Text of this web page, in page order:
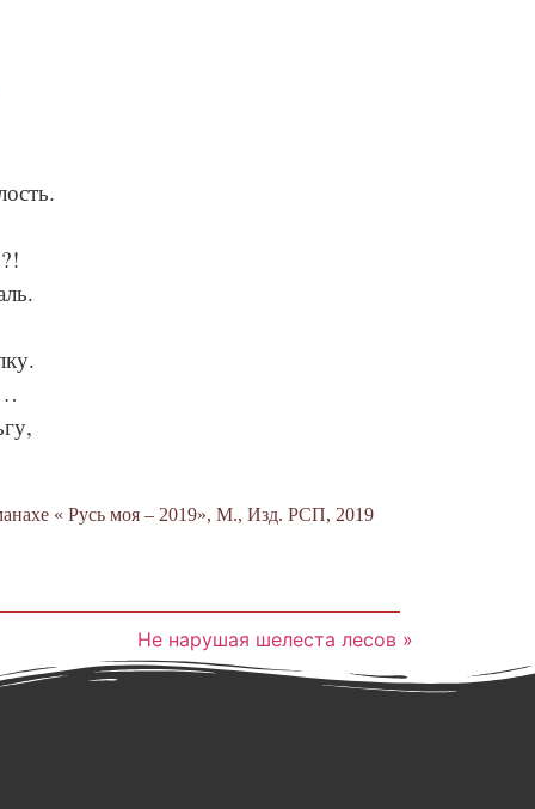
« Русь моя – 2019», М., Изд. РСП, 2019
Не нарушая шелеста лесов »